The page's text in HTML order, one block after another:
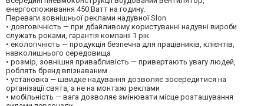
енергоспоживання 450 Ватт на годину.
Переваги зовнішньої реклами надувної Slon
• довговічність — при дбайливому користуванні надувні вироби
служать роками, гарантія компанії 1 рік
• екологічність — продукція безпечна для працівників, клієнтів,
навколишнього середовища
• розмір, зовнішня привабливість — привертають увагу людей,
роблять бренд впізнаваним
• установка — швидке надування дозволяє зосередитися на
організації свята, а не на монтажі реклами
• мобільність — вага дозволяє змінювати місце розташування